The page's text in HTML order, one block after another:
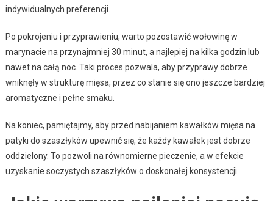
indywidualnych preferencji.
Po pokrojeniu i przyprawieniu, warto pozostawić wołowinę w
marynacie na przynajmniej 30 minut, a najlepiej na kilka godzin lub
nawet na całą noc. Taki proces pozwala, aby przyprawy dobrze
wniknęły w strukturę mięsa, przez co stanie się ono jeszcze bardziej
aromatyczne i pełne smaku.
Na koniec, pamiętajmy, aby przed nabijaniem kawałków mięsa na
patyki do szaszłyków upewnić się, że każdy kawałek jest dobrze
oddzielony. To pozwoli na równomierne pieczenie, a w efekcie
uzyskanie soczystych szaszłyków o doskonałej konsystencji.